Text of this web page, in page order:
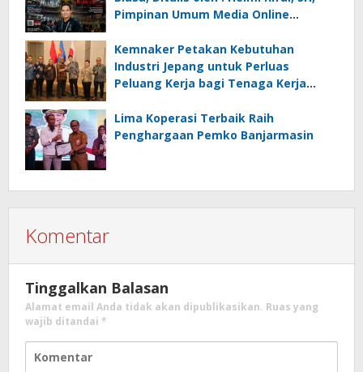
Pimpinan Umum Media Online
Kemnaker Petakan Kebutuhan
Industri Jepang untuk Perluas
Peluang Kerja bagi Tenaga Kerja
Lima Koperasi Terbaik Raih
Penghargaan Pemko Banjarmasin
Komentar
Tinggalkan Balasan
Alamat email Anda tidak akan dipublikasikan. Ruas yang
wajib ditandai *